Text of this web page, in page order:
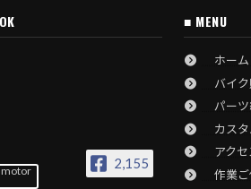
2,155
■ MENU
ホーム
バイク
パーツ
カスタ
アクセ
作業ご